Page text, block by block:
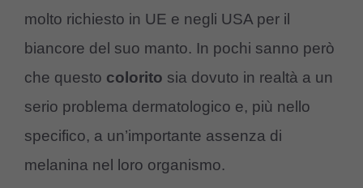
molto richiesto in UE e negli USA per il
biancore del suo manto. In pochi sanno però
che questo colorito sia dovuto in realtà a un
serio problema dermatologico e, più nello
specifico, a un’importante assenza di
melanina nel loro organismo.